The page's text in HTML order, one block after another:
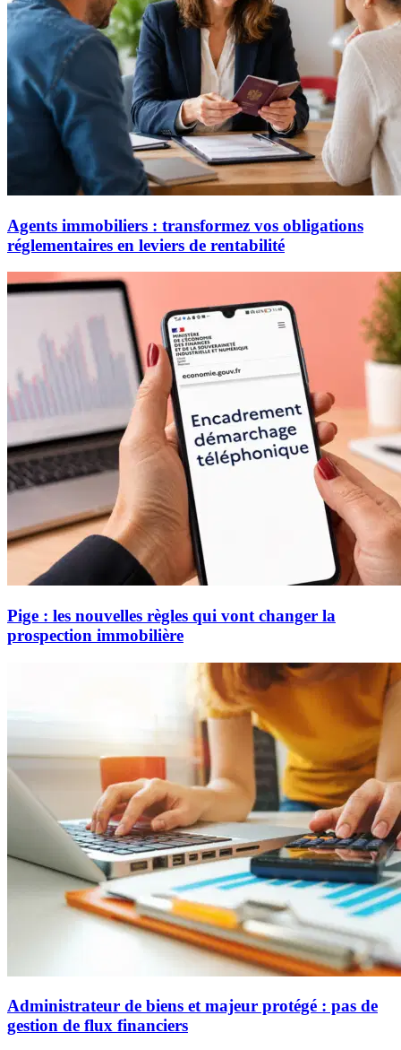
Agents immobiliers : transformez vos obligations
réglementaires en leviers de rentabilité
Pige : les nouvelles règles qui vont changer la
prospection immobilière
Administrateur de biens et majeur protégé : pas de
gestion de flux financiers